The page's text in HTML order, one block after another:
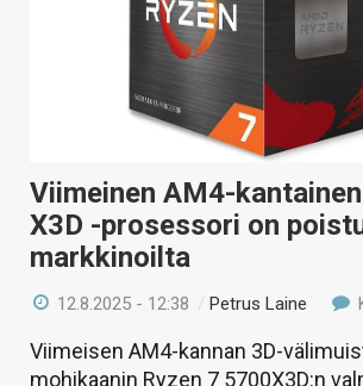
Viimeinen AM4-
X3D -prosessori on
markkinoilta
12.8.2025 - 12:38 /Petrus Laine
Viimeisen AM4-kannan 3D-
mohikaanin Ryzen 7 5700X3D:n